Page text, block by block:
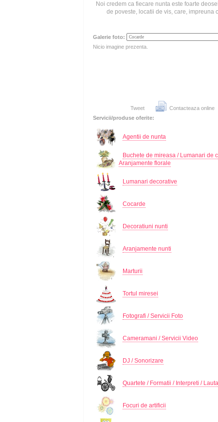
Noi credem ca fiecare nunta este foarte
de poveste, locatii de vis, care, impreuna
Galerie foto:
Nicio imagine prezenta.
Tweet
Contacteaza online
Servicii/produse oferite:
Agentii de nunta
Buchete de mireasa / Lumanari de
Aranjamente florale
Lumanari decorative
Cocarde
Decoratiuni nunti
Aranjamente nunti
Marturii
Tortul miresei
Fotografi / Servicii Foto
Cameramani / Servicii Video
DJ / Sonorizare
Quartete / Formatii / Interpreti /
Focuri de artificii